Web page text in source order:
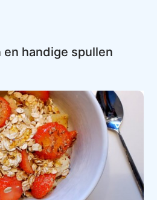
handige spullen